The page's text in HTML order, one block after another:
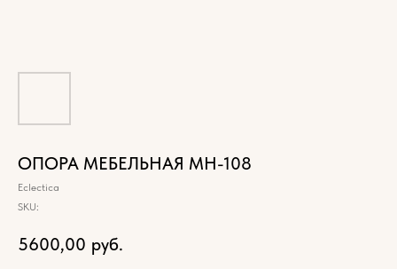
ОПОРА МЕБЕЛЬНАЯ МН-108
Eclectica
SKU:
5600,00 руб.